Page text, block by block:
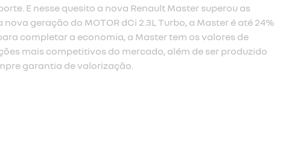
E nesse quesito a nova Renault Master superou as
geração do MOTOR dCi 2.3L Turbo, a Master é até 24%
completar a economia, a Master tem os valores de
mais competitivos do mercado, além de ser produzido
garantia de valorização.